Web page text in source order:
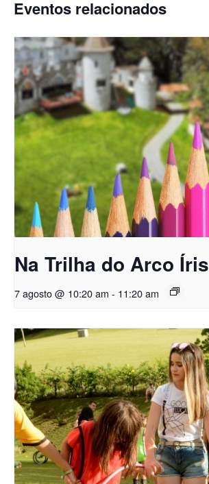
Eventos relacionados
Na Trilha do Arco Íris
7 agosto @ 10:20 am - 11:20 am